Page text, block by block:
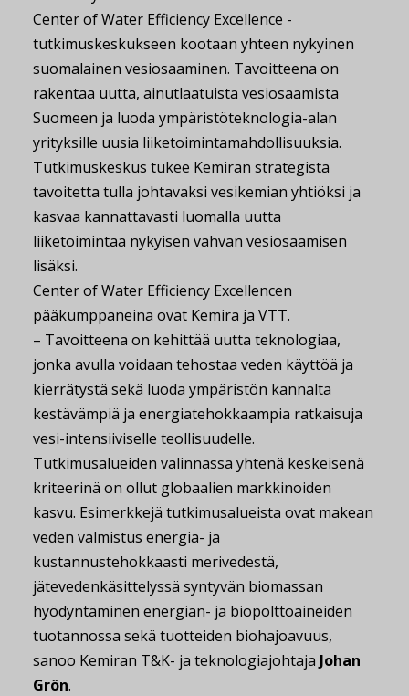
Center of Water Efficiency Excellence -
tutkimuskeskukseen kootaan yhteen nykyinen
suomalainen vesiosaaminen. Tavoitteena on
rakentaa uutta, ainutlaatuista vesiosaamista
Suomeen ja luoda ympäristöteknologia-alan
yrityksille uusia liiketoimintamahdollisuuksia.
Tutkimuskeskus tukee Kemiran strategista
tavoitetta tulla johtavaksi vesikemian yhtiöksi ja
kasvaa kannattavasti luomalla uutta
liiketoimintaa nykyisen vahvan vesiosaamisen
lisäksi.
Center of Water Efficiency Excellencen
pääkumppaneina ovat Kemira ja VTT.
– Tavoitteena on kehittää uutta teknologiaa,
jonka avulla voidaan tehostaa veden käyttöä ja
kierrätystä sekä luoda ympäristön kannalta
kestävämpiä ja energiatehokkaampia ratkaisuja
vesi-intensiiviselle teollisuudelle.
Tutkimusalueiden valinnassa yhtenä keskeisenä
kriteerinä on ollut globaalien markkinoiden
kasvu. Esimerkkejä tutkimusalueista ovat makean
veden valmistus energia- ja
kustannustehokkaasti merivedestä,
jätevedenkäsittelyssä syntyvän biomassan
hyödyntäminen energian- ja biopolttoaineiden
tuotannossa sekä tuotteiden biohajoavuus,
sanoo Kemiran T&K- ja teknologiajohtaja Johan
Grön.